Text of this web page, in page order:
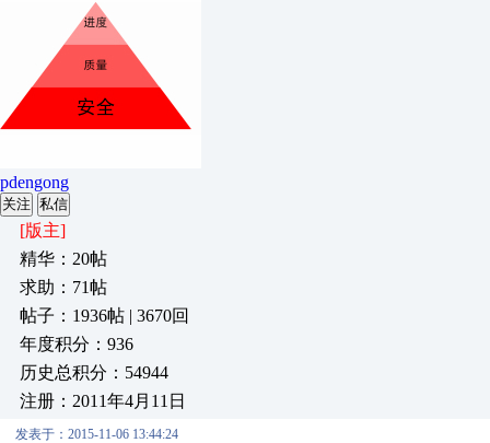
pdengong
关注 私信
[版主]
精华：20帖
求助：71帖
帖子：1936帖 | 3670回
年度积分：936
历史总积分：54944
注册：2011年4月11日
发表于：2015-11-06 13:44:24